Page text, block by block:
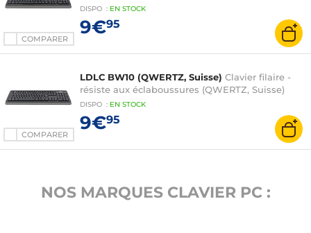
COMPARER
DISPO : EN STOCK
9€95
COMPARER
LDLC BW10 (QWERTZ, Suisse) Clavier filaire -
résiste aux éclaboussures (QWERTZ, Suisse)
DISPO : EN STOCK
9€95
NOS MARQUES CLAVIER PC :